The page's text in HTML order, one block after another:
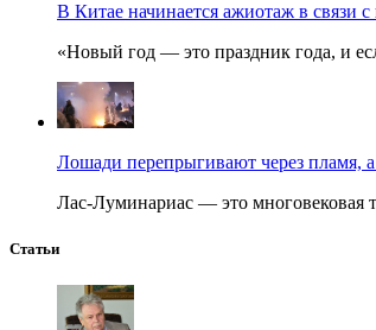
В Китае начинается ажиотаж в связи
«Новый год — это праздник года, и
Лошади перепрыгивают через пламя,
Лас-Луминариас — это многовековая
Статьи